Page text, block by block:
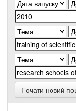
Почати новий